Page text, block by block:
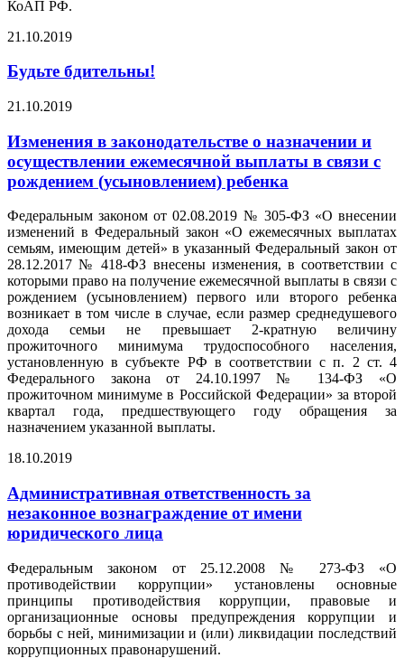
КоАП РФ.
21.10.2019
Будьте бдительны!
21.10.2019
Изменения в законодательстве о назначении и
осуществлении ежемесячной выплаты в связи с
рождением (усыновлением) ребенка
Федеральным законом от 02.08.2019 № 305-ФЗ «О внесении
изменений в Федеральный закон «О ежемесячных выплатах
семьям, имеющим детей» в указанный Федеральный закон от
28.12.2017 № 418-ФЗ внесены изменения, в соответствии с
которыми право на получение ежемесячной выплаты в связи с
рождением (усыновлением) первого или второго ребенка
возникает в том числе в случае, если размер среднедушевого
дохода семьи не превышает 2-кратную величину
прожиточного минимума трудоспособного населения,
установленную в субъекте РФ в соответствии с п. 2 ст. 4
Федерального закона от 24.10.1997 № 134-ФЗ «О
прожиточном минимуме в Российской Федерации» за второй
квартал года, предшествующего году обращения за
назначением указанной выплаты.
18.10.2019
Административная ответственность за
незаконное вознаграждение от имени
юридического лица
Федеральным законом от 25.12.2008 № 273-ФЗ «О
противодействии коррупции» установлены основные
принципы противодействия коррупции, правовые и
организационные основы предупреждения коррупции и
борьбы с ней, минимизации и (или) ликвидации последствий
коррупционных правонарушений.